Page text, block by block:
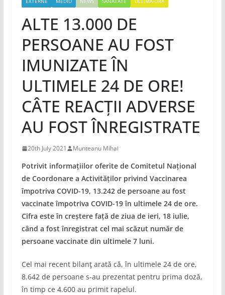
ALTE 13.000 DE
PERSOANE AU FOST
IMUNIZATE ÎN
ULTIMELE 24 DE ORE!
CÂTE REACȚII ADVERSE
AU FOST ÎNREGISTRATE
20th July 2021 Munteanu Mihai
Potrivit informațiilor oferite de Comitetul Național
de Coordonare a Activităților privind Vaccinarea
împotriva COVID-19, 13.242 de persoane au fost
vaccinate împotriva COVID-19 în ultimele 24 de ore.
Cifra este în creștere față de ziua de ieri, 18 iulie,
când a fost înregistrat cel mai scăzut număr de
persoane vaccinate din ultimele 7 luni.
Cel mai recent bilanţ arată că, în ultimele 24 de ore,
8.642 de persoane s-au prezentat pentru prima doză,
în timp ce 4.600 au primit rapelul.